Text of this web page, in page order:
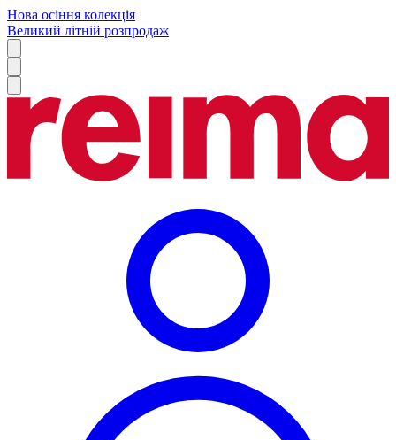
Нова осіння колекція
Великий літній розпродаж